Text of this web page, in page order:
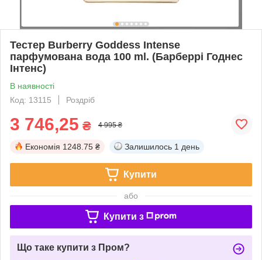
Тестер Burberry Goddess Intense
парфумована вода 100 ml. (Барберрі Годнес
Інтенс)
В наявності
Код: 13115
Роздріб
3 746,25 ₴ 4 995 ₴
Економія 1248.75 ₴ Залишилось 1 день
Купити
або
Купити з
Що таке купити з Пром?